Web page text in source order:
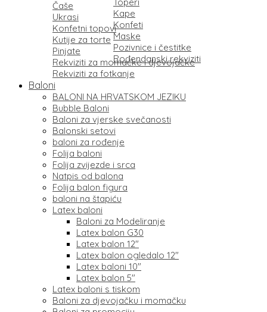
Čaše
Ukrasi
Kape
Konfetni topoviKonfeti
Kutije za torte Maske
Pinjate
Pozivnice i čestitke
Rekviziti za momačke i djevojačke
Rođendanski rekviziti
Rekviziti za fotkanje
Baloni
BALONI NA HRVATSKOM JEZIKU
Bubble Baloni
Baloni za vjerske svečanosti
Balonski setovi
baloni za rođenje
Folija baloni
Folija zvijezde i srca
Natpis od balona
Folija balon figura
baloni na štapiću
Latex baloni
Baloni za Modeliranje
Latex balon G30
Latex balon 12″
Latex balon ogledalo 12″
Latex baloni 10″
Latex balon 5″
Latex baloni s tiskom
Baloni za djevojačku i momačku